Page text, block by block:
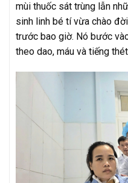
mùi thuốc sát trùng lẫn
sinh linh bé tí vừa chào
trước bao giờ. Nó bước
theo dao, máu và tiếng